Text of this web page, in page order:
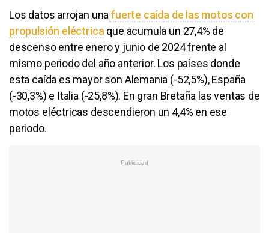
Los datos arrojan una fuerte caída de las motos con
propulsión eléctrica que acumula un 27,4% de
descenso entre enero y junio de 2024 frente al
mismo periodo del año anterior. Los países donde
esta caída es mayor son Alemania (-52,5%), España
(-30,3%) e Italia (-25,8%). En gran Bretaña las ventas de
motos eléctricas descendieron un 4,4% en ese
periodo.